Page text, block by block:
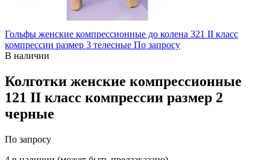
Гольфы женские компрессионные до колена 321 II класс
компрессии размер 3 телесные По запросу
В наличии
Колготки женские компрессионные
121 II класс компрессии размер 2
черные
По запросу